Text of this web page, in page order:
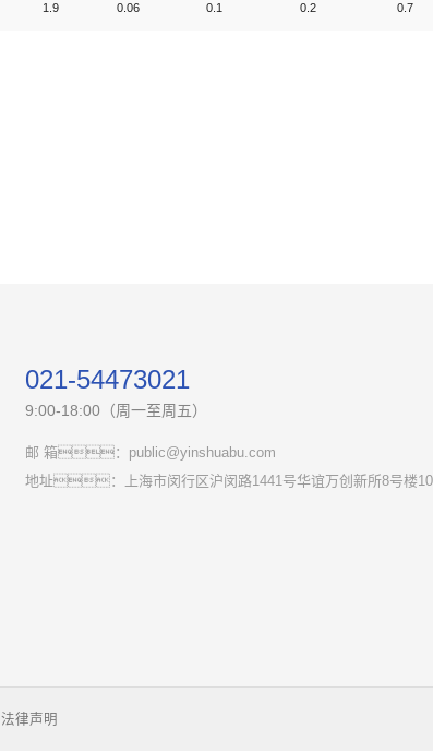
1.9 0.06 0.1 0.2 0.7
021-54473021
9:00-18:00（周一至周五）
邮 箱：public@yinshuabu.com
地址：上海市闵行区沪闵路1441号华谊万创新所8号楼
法律声明